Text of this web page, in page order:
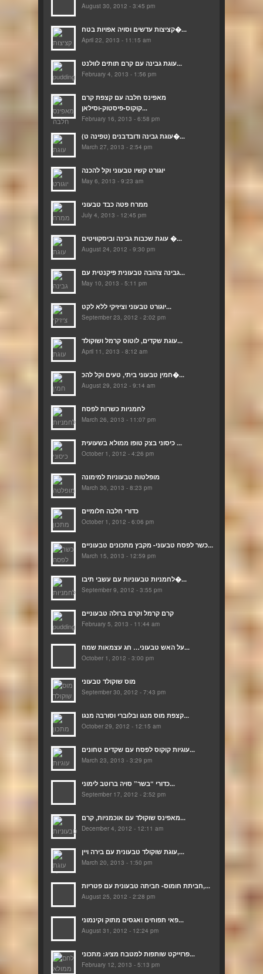
August 30, 2012 - 3:45 pm
קציצות עדשים וסויה אפויות בטח�...
April 22, 2013 - 11:15 am
עוגת גבינה עם קרם תותים לוולנט...
February 4, 2013 - 1:56 pm
מאפינס חלבה עם קצפת קרם
קוקוס-פיסטוק-וסילאן...
February 16, 2013 - 6:58 pm
(עוגת גבינה ודובדבנים (טפינה ט�...
March 27, 2013 - 2:54 pm
יוגורט קשיו טבעוני וקל להכנה
May 6, 2013 - 9:23 am
ממרח פטה כבד טבעוני
July 4, 2013 - 12:45 pm
עוגת שכבות גבינה וביסקוויטים �...
August 24, 2012 - 9:30 pm
גבינה צהובה טבעונית פיקנטית עם...
May 10, 2013 - 5:11 pm
יוגורט טבעוני וציזיקי ללא לקט...
September 23, 2012 - 2:02 pm
עוגת שקדים, לוטוס קרמל ושוקולד...
April 11, 2013 - 8:12 am
חמין טבעוני ביתי, טעים וקל להכ�...
August 29, 2012 - 9:14 am
לחמניות כשרות לפסח
March 26, 2013 - 11:07 pm
כיסוני בצק טופו ממולא בשעועית ...
October 1, 2012 - 4:26 pm
מופלטות טבעוניות למימונה
March 30, 2013 - 8:23 pm
כדורי חלבה חלומיים
October 1, 2012 - 6:06 pm
כשר לפסח טבעוני- מקבץ מתכונים טבעוניים...
March 15, 2013 - 12:59 pm
לחמניות טבעוניות עם עשבי תיבו�...
September 9, 2012 - 3:55 pm
קרם קרמל וקרם ברולה טבעוניים
February 5, 2013 - 11:44 am
על האש טבעוני… חג עצמאות שמח...
October 1, 2012 - 3:00 pm
מוס שוקולד טבעוני
September 30, 2012 - 7:43 pm
קצפת מוס מנגו ובלוברי וסורבה מנגו...
October 29, 2012 - 12:15 am
עוגיות קוקוס לפסח עם שקדים טחונים...
March 23, 2013 - 3:29 pm
כדורי “בשר” סויה ברוטב לימוני...
September 17, 2012 - 2:52 pm
מאפינס שוקולד עם אוכמניות, קרם...
December 4, 2012 - 12:11 am
עוגת שוקולד טבעונית עם בירה ויין,...
March 20, 2013 - 1:50 pm
חביתת חומוס- חביתה טבעונית עם פטריות,...
August 25, 2012 - 2:28 pm
פאי תפוחים ואגסים מתוק וקינמוני...
August 31, 2012 - 12:24 pm
פרוייקט שותפות למטבח מציג: מתכוני...
February 12, 2013 - 5:13 pm